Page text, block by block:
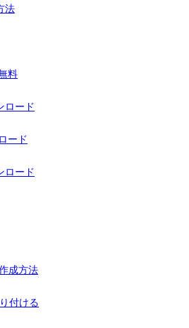
法
料
ロード
ード
ロード
成方法
付ける